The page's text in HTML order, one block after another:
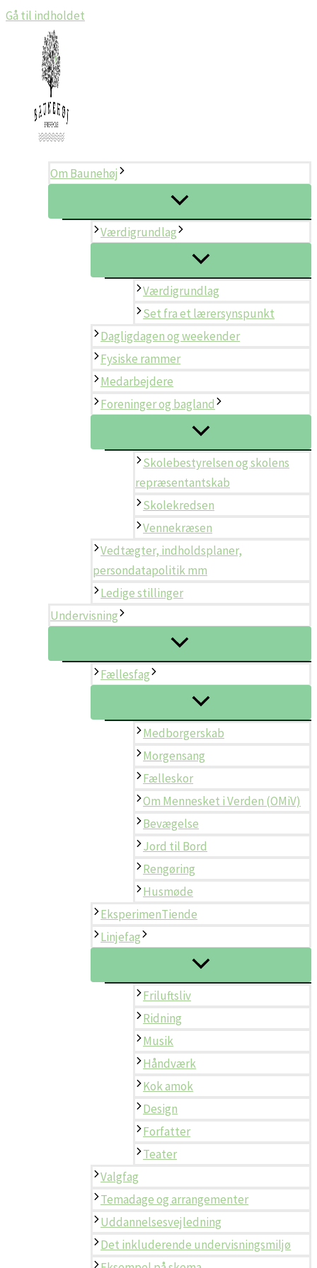
Gå til indholdet
Om Baunehøj
Værdigrundlag
Værdigrundlag
Set fra et lærersynspunkt
Dagligdagen og weekender
Fysiske rammer
Medarbejdere
Foreninger og bagland
Skolebestyrelsen og skolens
repræsentantskab
Skolekredsen
Vennekræsen
Vedtægter, indholdsplaner,
persondatapolitik mm
Ledige stillinger
Undervisning
Fællesfag
Medborgerskab
Morgensang
Fælleskor
Om Mennesket i Verden (OMiV)
Bevægelse
Jord til Bord
Rengøring
Husmøde
EksperimenTiende
Linjefag
Friluftsliv
Ridning
Musik
Håndværk
Kok amok
Design
Forfatter
Teater
Valgfag
Temadage og arrangementer
Uddannelsesvejledning
Det inkluderende undervisningsmiljø